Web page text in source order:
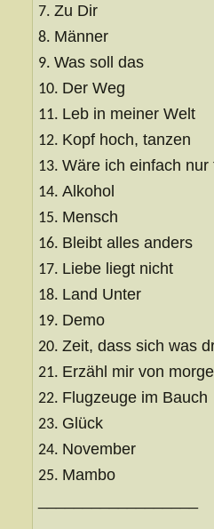
7. Zu Dir
8. Männer
9. Was soll das
10. Der Weg
11. Leb in meiner Welt
12. Kopf hoch, tanzen
13. Wäre ich einfach nur
14. Alkohol
15. Mensch
16. Bleibt alles anders
17. Liebe liegt nicht
18. Land Unter
19. Demo
20. Zeit, dass sich was
21. Erzähl mir von
22. Flugzeuge im Bauch
23. Glück
24. November
25. Mambo